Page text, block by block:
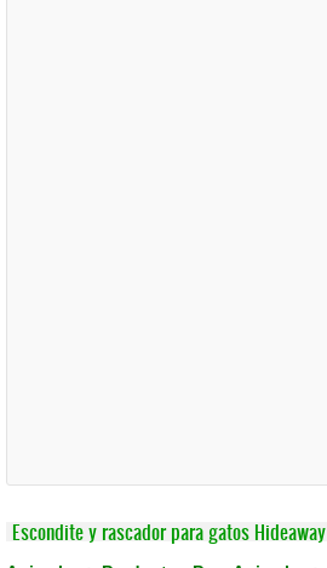
Escondite y rascador para gatos Hideaway